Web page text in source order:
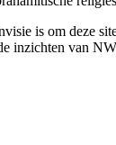
is om deze
inzichten van